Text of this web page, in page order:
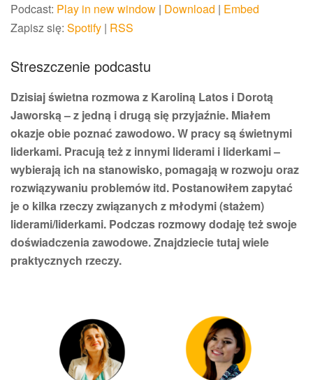
Podcast: Play in new window | Download | Embed
Zapisz się: Spotify | RSS
Streszczenie podcastu
Dzisiaj świetna rozmowa z Karoliną Latos i Dorotą
Jaworską – z jedną i drugą się przyjaźnie. Miałem
okazje obie poznać zawodowo. W pracy są świetnymi
liderkami. Pracują też z innymi liderami i liderkami –
wybierają ich na stanowisko, pomagają w rozwoju oraz
rozwiązywaniu problemów itd. Postanowiłem zapytać
je o kilka rzeczy związanych z młodymi (stażem)
liderami/liderkami. Podczas rozmowy dodaję też swoje
doświadczenia zawodowe. Znajdziecie tutaj wiele
praktycznych rzeczy.